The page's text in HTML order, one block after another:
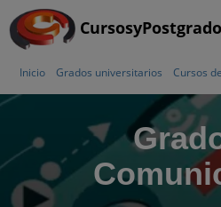
Inicio Grados universitarios Cursos